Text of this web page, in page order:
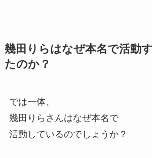
幾田りらはなぜ本名で活動
たのか？
では一体、
幾田りらさんはなぜ本名で
活動しているのでしょうか？